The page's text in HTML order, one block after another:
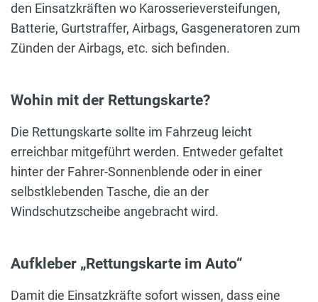
den Einsatzkräften wo Karosserieversteifungen,
Batterie, Gurtstraffer, Airbags, Gasgeneratoren zum
Zünden der Airbags, etc. sich befinden.
Wohin mit der Rettungskarte?
Die Rettungskarte sollte im Fahrzeug leicht
erreichbar mitgeführt werden. Entweder gefaltet
hinter der Fahrer-Sonnenblende oder in einer
selbstklebenden Tasche, die an der
Windschutzscheibe angebracht wird.
Aufkleber „Rettungskarte im Auto“
Damit die Einsatzkräfte sofort wissen, dass eine